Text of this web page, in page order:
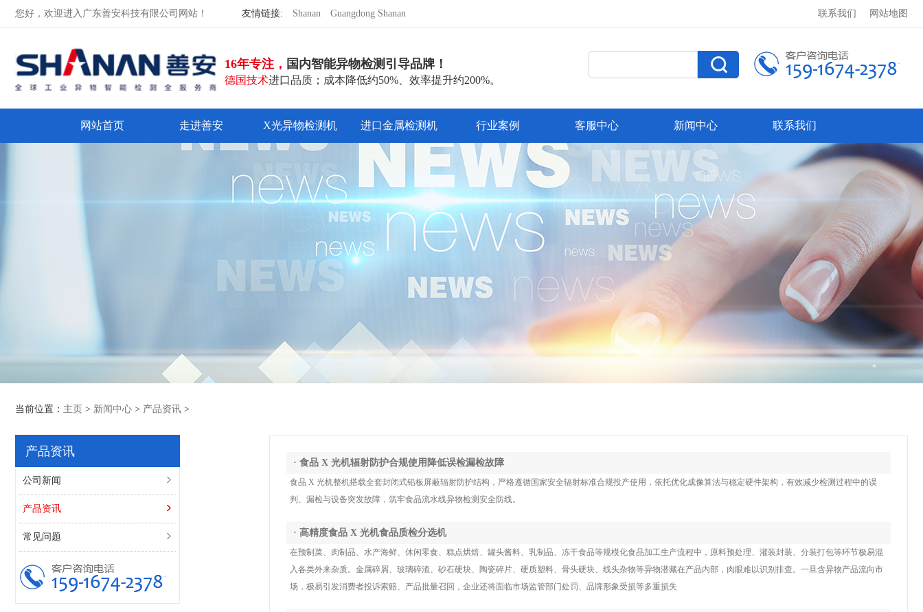
您好，欢迎进入广东善安科技有限公司网站！ 友情链接: Shanan Guangdong Shanan 联系我们 网站地图
16年专注， 国内智能异物检测引导品牌！
德国技术进口品质；成本降低约50%、效率提升约200%。
网站首页 走进善安 X光异物检测机 进口金属检测机 行业案例 客服中心 新闻中心 联系我们
当前位置： 主页 > 新闻中心 > 产品资讯 >
· 食品 X 光机辐射防护合规使用降低误检漏检故障
食品 X 光机整机搭载全套封闭式铅板屏蔽辐射防护结构，严格遵循国家安全辐射标准合规投产使用，依托优化成像算法与稳定硬件架构，有效减少检测过程中的误
判、漏检与设备突发故障，筑牢食品流水线异物检测安全防线。
· 高精度食品 X 光机食品质检分选机
在预制菜、肉制品、水产海鲜、休闲零食、糕点烘焙、罐头酱料、乳制品、冻干食品等规模化食品加工生产流程中，原料预处理、灌装封装、分装打包等环节极易混
入各类外来杂质。金属碎屑、玻璃碎渣、砂石硬块、陶瓷碎片、硬质塑料、骨头硬块、线头杂物等异物潜藏在产品内部，肉眼难以识别排查。一旦含异物产品流向市
场，极易引发消费者投诉索赔、产品批量召回，企业还将面临市场监管部门处罚、品牌形象受损等多重损失
产品资讯
公司新闻
产品资讯
常见问题